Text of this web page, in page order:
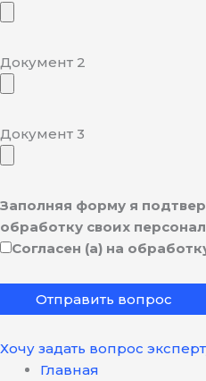
Документ 2
Документ 3
Заполняя форму я
обработку своих
Согласен (а) на
Хочу задать вопрос
Главная